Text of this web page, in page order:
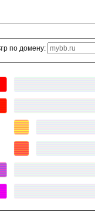
по домену: